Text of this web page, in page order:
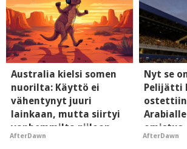
Australia kielsi somen
nuorilta: Käyttö ei
vähentynyt juuri
lainkaan, mutta siirtyi
vanhemmilta piiloon
AfterDawn
Nyt se
Pelijätti
ostettiin
omistus
AfterDawn